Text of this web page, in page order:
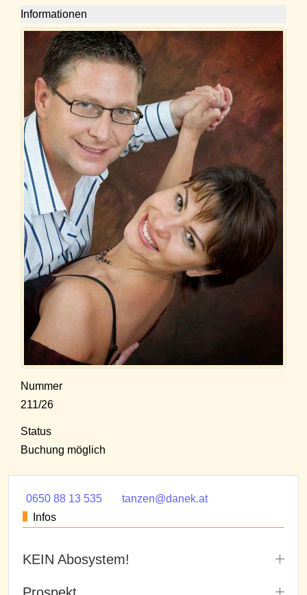
Informationen
Nummer
211/26
Status
Buchung möglich
0650 88 13 535
tanzen@danek.at
Infos
KEIN Abosystem!